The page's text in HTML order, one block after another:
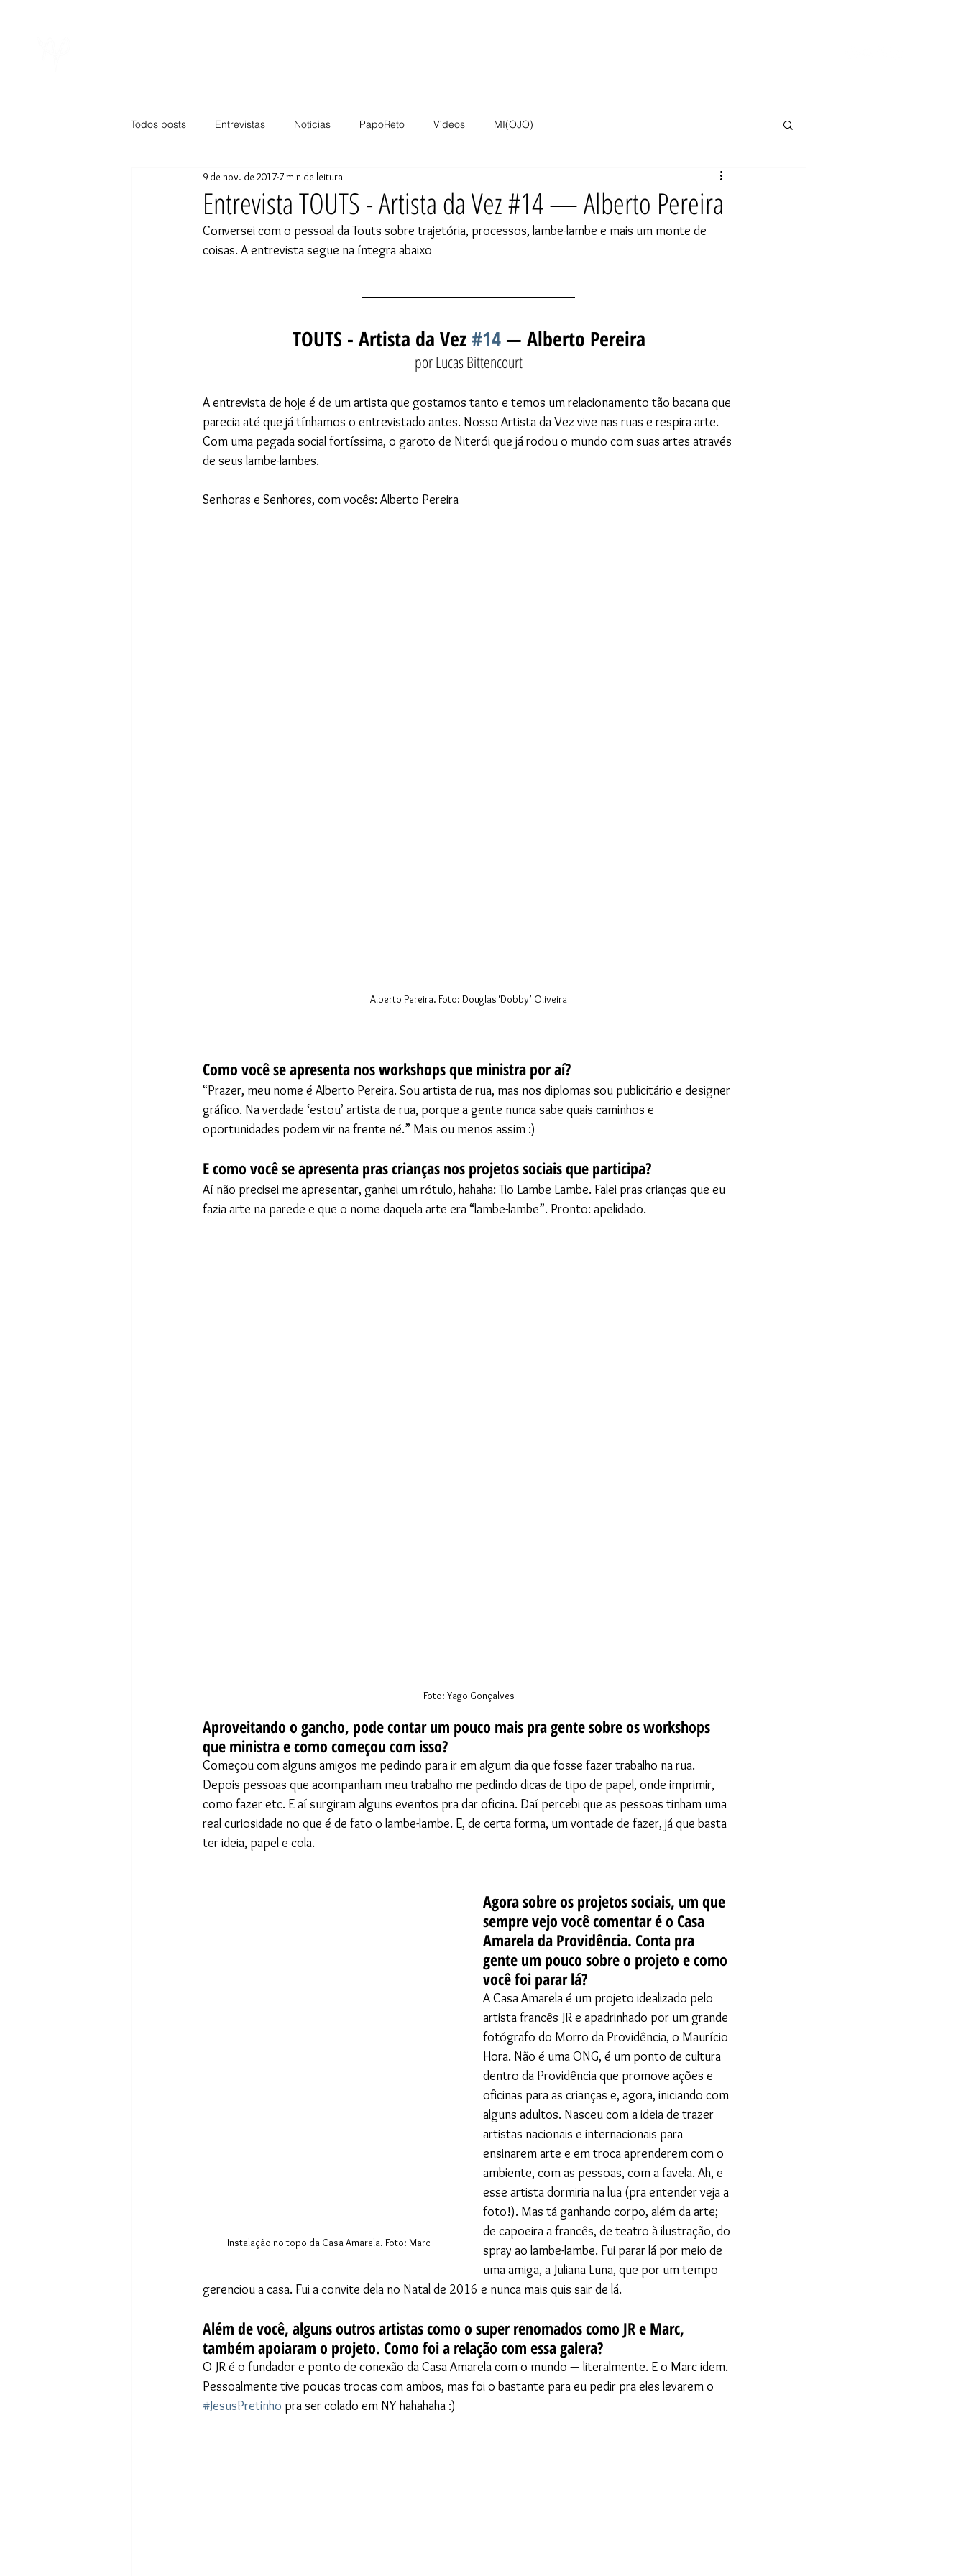
Todos posts Entrevistas Notícias PapoReto Vídeos MI(OJO)
Entrevista TOUTS - Artista da Vez #14 — Alberto Pereira
9 de nov. de 2017 7 min de leitura
Conversei com o pessoal da Touts sobre trajetória, processos, lambe-lambe e mais um monte de
coisas. A entrevista segue na íntegra abaixo
TOUTS - Artista da Vez #14 — Alberto Pereira
por Lucas Bittencourt
A entrevista de hoje é de um artista que gostamos tanto e temos um relacionamento tão bacana que
parecia até que já tínhamos o entrevistado antes. Nosso Artista da Vez vive nas ruas e respira arte.
Com uma pegada social fortíssima, o garoto de Niterói que já rodou o mundo com suas artes através
de seus lambe-lambes.
Senhoras e Senhores, com vocês: Alberto Pereira
Alberto Pereira. Foto: Douglas ‘Dobby’ Oliveira
Como você se apresenta nos workshops que ministra por aí?
“Prazer, meu nome é Alberto Pereira. Sou artista de rua, mas nos diplomas sou publicitário e designer
gráfico. Na verdade ‘estou’ artista de rua, porque a gente nunca sabe quais caminhos e
oportunidades podem vir na frente né.” Mais ou menos assim :)
E como você se apresenta pras crianças nos projetos sociais que participa?
Aí não precisei me apresentar, ganhei um rótulo, hahaha: Tio Lambe Lambe. Falei pras crianças que eu
fazia arte na parede e que o nome daquela arte era “lambe-lambe”. Pronto: apelidado.
Foto: Yago Gonçalves
Aproveitando o gancho, pode contar um pouco mais pra gente sobre os workshops
que ministra e como começou com isso?
Começou com alguns amigos me pedindo para ir em algum dia que fosse fazer trabalho na rua.
Depois pessoas que acompanham meu trabalho me pedindo dicas de tipo de papel, onde imprimir,
como fazer etc. E aí surgiram alguns eventos pra dar oficina. Daí percebi que as pessoas tinham uma
real curiosidade no que é de fato o lambe-lambe. E, de certa forma, um vontade de fazer, já que basta
ter ideia, papel e cola.
Instalação no topo da Casa Amarela. Foto: Marc
Agora sobre os projetos sociais, um que
sempre vejo você comentar é o Casa
Amarela da Providência. Conta pra
gente um pouco sobre o projeto e como
você foi parar lá?
A Casa Amarela é um projeto idealizado pelo
artista francês JR e apadrinhado por um grande
fotógrafo do Morro da Providência, o Maurício
Hora. Não é uma ONG, é um ponto de cultura
dentro da Providência que promove ações e
oficinas para as crianças e, agora, iniciando com
alguns adultos. Nasceu com a ideia de trazer
artistas nacionais e internacionais para
ensinarem arte e em troca aprenderem com o
ambiente, com as pessoas, com a favela. Ah, e
esse artista dormiria na lua (pra entender veja a
foto!). Mas tá ganhando corpo, além da arte;
de capoeira a francês, de teatro à ilustração, do
spray ao lambe-lambe. Fui parar lá por meio de
uma amiga, a Juliana Luna, que por um tempo
gerenciou a casa. Fui a convite dela no Natal de 2016 e nunca mais quis sair de lá.
Além de você, alguns outros artistas como o super renomados como JR e Marc,
também apoiaram o projeto. Como foi a relação com essa galera?
O JR é o fundador e ponto de conexão da Casa Amarela com o mundo — literalmente. E o Marc idem.
Pessoalmente tive poucas trocas com ambos, mas foi o bastante para eu pedir pra eles levarem o
#JesusPretinho pra ser colado em NY hahahaha :)